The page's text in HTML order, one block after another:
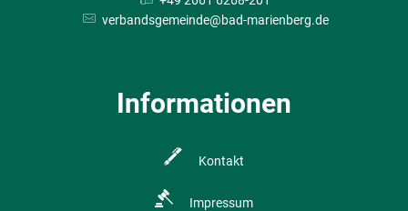
verbandsgemeinde@bad-marienberg.de
Informationen
Kontakt
Impressum